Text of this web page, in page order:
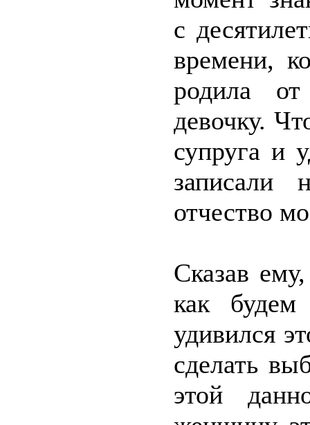
с
времени,
родила
девочку.
супруга и
отчество
Сказав
как
удивился
сделать
этой